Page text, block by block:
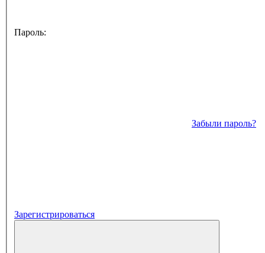
Пароль:
Забыли пароль?
Зарегистрироваться